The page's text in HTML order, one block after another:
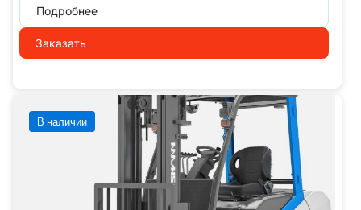
Подробнее
Заказать
В наличии